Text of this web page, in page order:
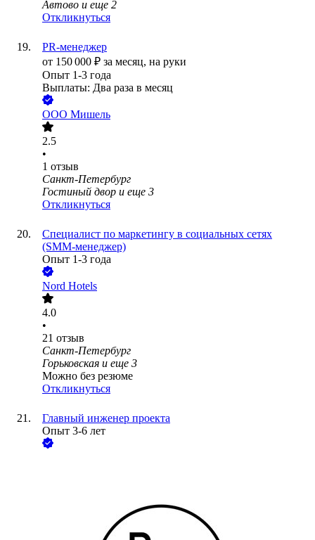
Автово и еще 2
Откликнуться
PR-менеджер
от 150 000 ₽ за месяц, на руки
Опыт 1-3 года
Выплаты: Два раза в месяц
ООО Мишель
2.5
•
1 отзыв
Санкт-Петербург
Гостиный двор и еще 3
Откликнуться
Специалист по маркетингу в социальных сетях
(SMM-менеджер)
Опыт 1-3 года
Nord Hotels
4.0
•
21 отзыв
Санкт-Петербург
Горьковская и еще 3
Можно без резюме
Откликнуться
Главный инженер проекта
Опыт 3-6 лет